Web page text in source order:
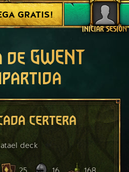
INICIAR SESIÓN
GRATIS!
GWENT
certera
deck